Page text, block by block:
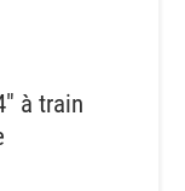
à train